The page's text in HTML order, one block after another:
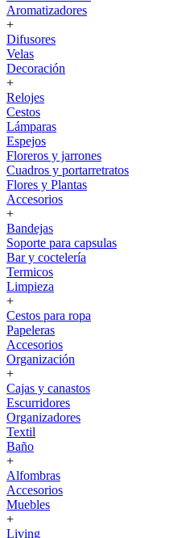
Aromatizadores
+
Difusores
Velas
Decoración
+
Relojes
Cestos
Lámparas
Espejos
Floreros y jarrones
Cuadros y portarretratos
Flores y Plantas
Accesorios
+
Bandejas
Soporte para capsulas
Bar y coctelería
Termicos
Limpieza
+
Cestos para ropa
Papeleras
Accesorios
Organización
+
Cajas y canastos
Escurridores
Organizadores
Textil
Baño
+
Alfombras
Accesorios
Muebles
+
Living